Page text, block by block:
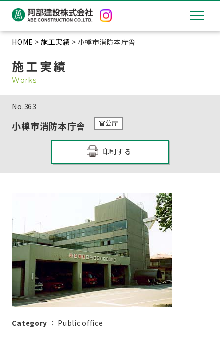
HOME >施工実績 > 小樽市消防本庁舎
施工実績
Works
No.363
小樽市消防本庁舎 官公庁
印刷する
Category ： Public office